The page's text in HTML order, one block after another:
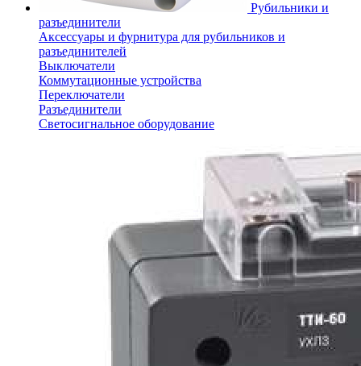
Рубильники и
разъединители
Аксессуары и фурнитура для рубильников и
разъединителей
Выключатели
Коммутационные устройства
Переключатели
Разъединители
Светосигнальное оборудование